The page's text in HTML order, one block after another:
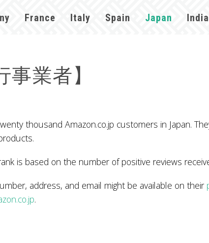
France Italy Spain Japan India
事業者】
thousand Amazon.co.jp customers in Japan.
is based on the number of positive reviews
address, and email might be available on their
.